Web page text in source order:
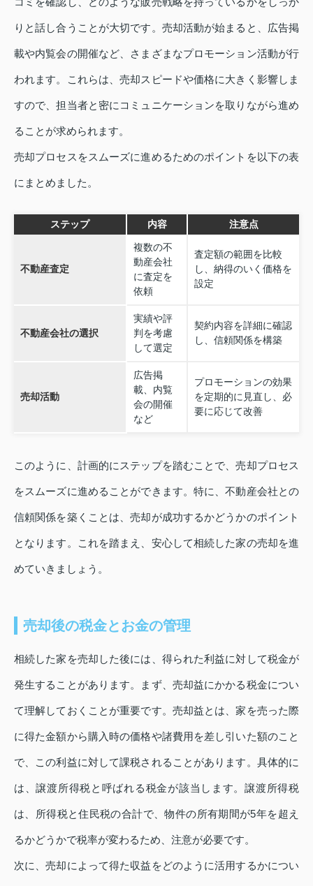
りと話し合うことが大切です。売却活動が始まると、広告掲
載や内覧会の開催など、さまざまなプロモーション活動が行
われます。これらは、売却スピードや価格に大きく影響しま
すので、担当者と密にコミュニケーションを取りながら進め
ることが求められます。
売却プロセスをスムーズに進めるためのポイントを以下の表
にまとめました。
ステップ 内容 注意点
不動産査定
複数の不
動産会社
に査定を
依頼
査定額の範囲を比較
し、納得のいく価格を
設定
不動産会社の選択
実績や評
判を考慮
して選定
契約内容を詳細に確認
し、信頼関係を構築
売却活動
広告掲
載、内覧
会の開催
など
プロモーションの効果
を定期的に見直し、必
要に応じて改善
このように、計画的にステップを踏むことで、売却プロセス
をスムーズに進めることができます。特に、不動産会社との
信頼関係を築くことは、売却が成功するかどうかのポイント
となります。これを踏まえ、安心して相続した家の売却を進
めていきましょう。
売却後の税金とお金の管理
相続した家を売却した後には、得られた利益に対して税金が
発生することがあります。まず、売却益にかかる税金につい
て理解しておくことが重要です。売却益とは、家を売った際
に得た金額から購入時の価格や諸費用を差し引いた額のこと
で、この利益に対して課税されることがあります。具体的に
は、譲渡所得税と呼ばれる税金が該当します。譲渡所得税
は、所得税と住民税の合計で、物件の所有期間が5年を超え
るかどうかで税率が変わるため、注意が必要です。
次に、売却によって得た収益をどのように活用するかについ